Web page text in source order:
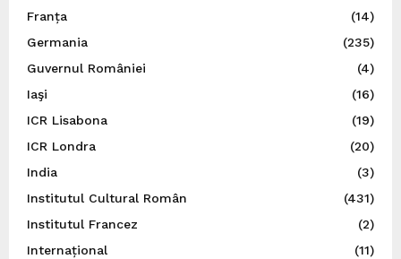
Franța
(14)
Germania
(235)
Guvernul României
(4)
Iaşi
(16)
ICR Lisabona
(19)
ICR Londra
(20)
India
(3)
Institutul Cultural Român
(431)
Institutul Francez
(2)
Internațional
(11)